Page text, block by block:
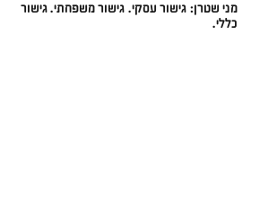
מני שטרן: גישור עסקי. גישור משפחתי. גישור
כללי.